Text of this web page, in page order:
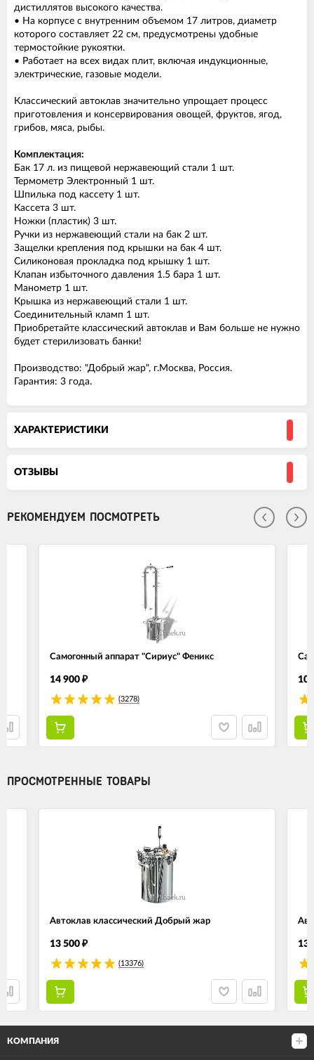
дистиллятов высокого качества.
• На корпусе с внутренним объемом 17 литров, диаметр
которого составляет 22 см, предусмотрены удобные
термостойкие рукоятки.
• Работает на всех видах плит, включая индукционные,
электрические, газовые модели.
Классический автоклав значительно упрощает процесс
приготовления и консервирования овощей, фруктов, ягод,
грибов, мяса, рыбы.
Комплектация:
Бак 17 л. из пищевой нержавеющий стали 1 шт.
Термометр Электронный 1 шт.
Шпилька под кассету 1 шт.
Кассета 3 шт.
Ножки (пластик) 3 шт.
Ручки из нержавеющий стали на бак 2 шт.
Защелки крепления под крышки на бак 4 шт.
Силиконовая прокладка под крышку 1 шт.
Клапан избыточного давления 1.5 бара 1 шт.
Манометр 1 шт.
Крышка из нержавеющий стали 1 шт.
Соединительный кламп 1 шт.
Приобретайте классический автоклав и Вам больше не нужно
будет стерилизовать банки!
Производство: "Добрый жар", г.Москва, Россия.
Гарантия: 3 года.
ХАРАКТЕРИСТИКИ
ОТЗЫВЫ
РЕКОМЕНДУЕМ ПОСМОТРЕТЬ
Самогонный аппарат "Сириус" Феникс
14 900 ₽
(3278)
10
ПРОСМОТРЕННЫЕ ТОВАРЫ
Автоклав классический Добрый жар
13 500 ₽
(13376)
13
КОМПАНИЯ